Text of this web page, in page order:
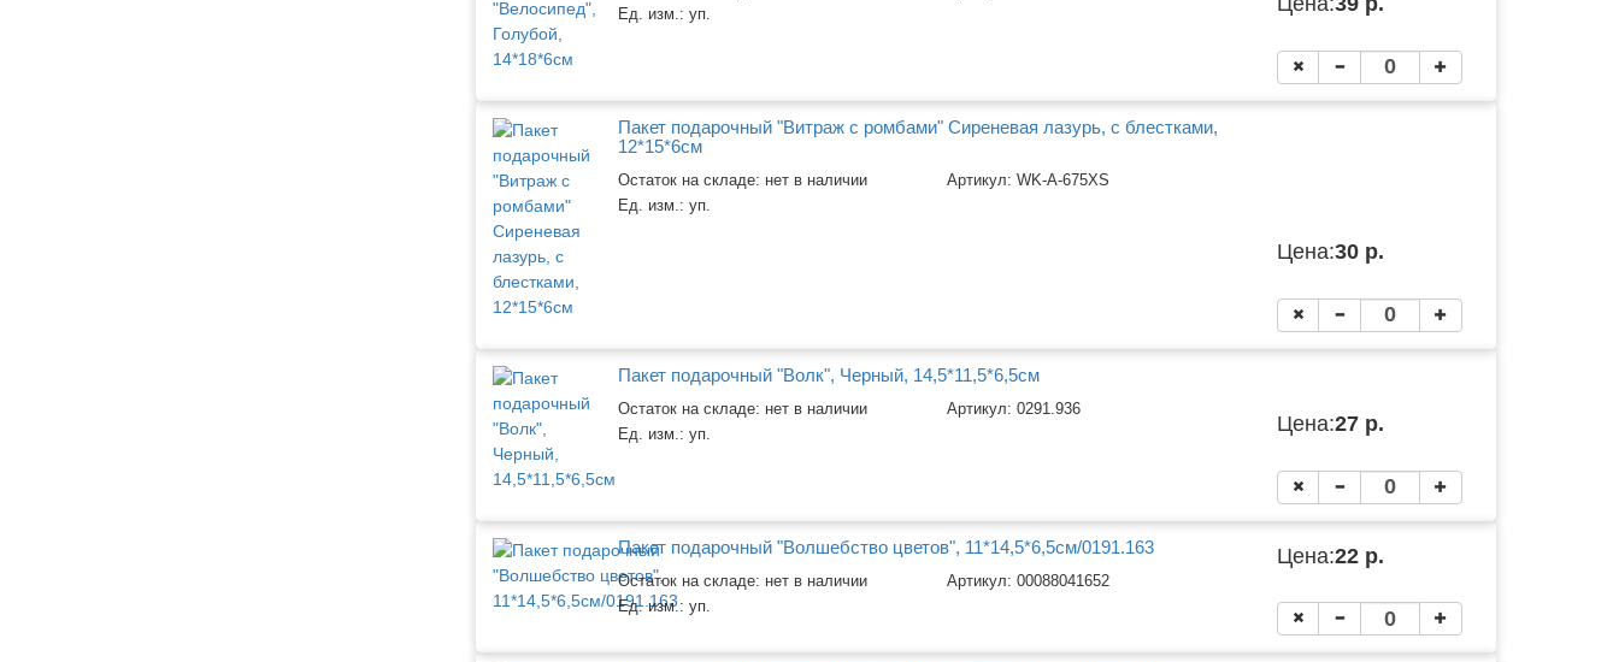
Ед. изм.: уп.
Пакет подарочный "Витраж с ромбами" Сиреневая лазурь, с блестками,
12*15*6см
Остаток на складе: нет в наличии Артикул:WK-A-675XS
Ед. изм.: уп.
Цена:30 р.
Пакет подарочный "Волк", Черный, 14,5*11,5*6,5см
Остаток на складе: нет в наличии Артикул:0291.936
Ед. изм.: уп. Цена:27 р.
Пакет подарочный "Волшебство цветов", 11*14,5*6,5см/0191.163
Остаток на складе: нет в наличии Артикул:00088041652
Ед. изм.: уп.
Цена:22 р.